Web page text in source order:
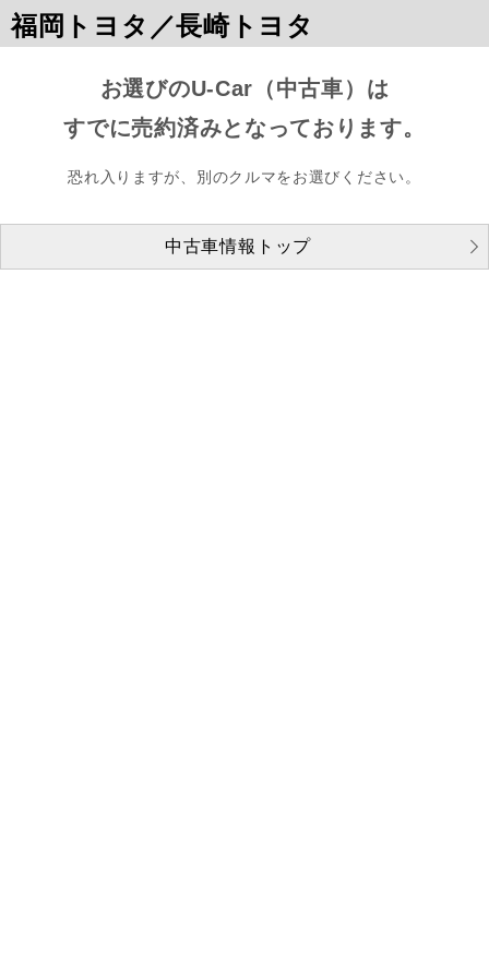
福岡トヨタ／長崎トヨタ
お選びのU-Car（中古車）は
すでに売約済みとなっております。
恐れ入りますが、別のクルマをお選びください。
中古車情報トップ